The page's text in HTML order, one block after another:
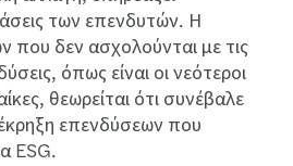
των επενδυτών. Η
δεν ασχολούνται με τις
όπως είναι οι νεότεροι
θεωρείται ότι συνέβαλε
επενδύσεων που
ESG.